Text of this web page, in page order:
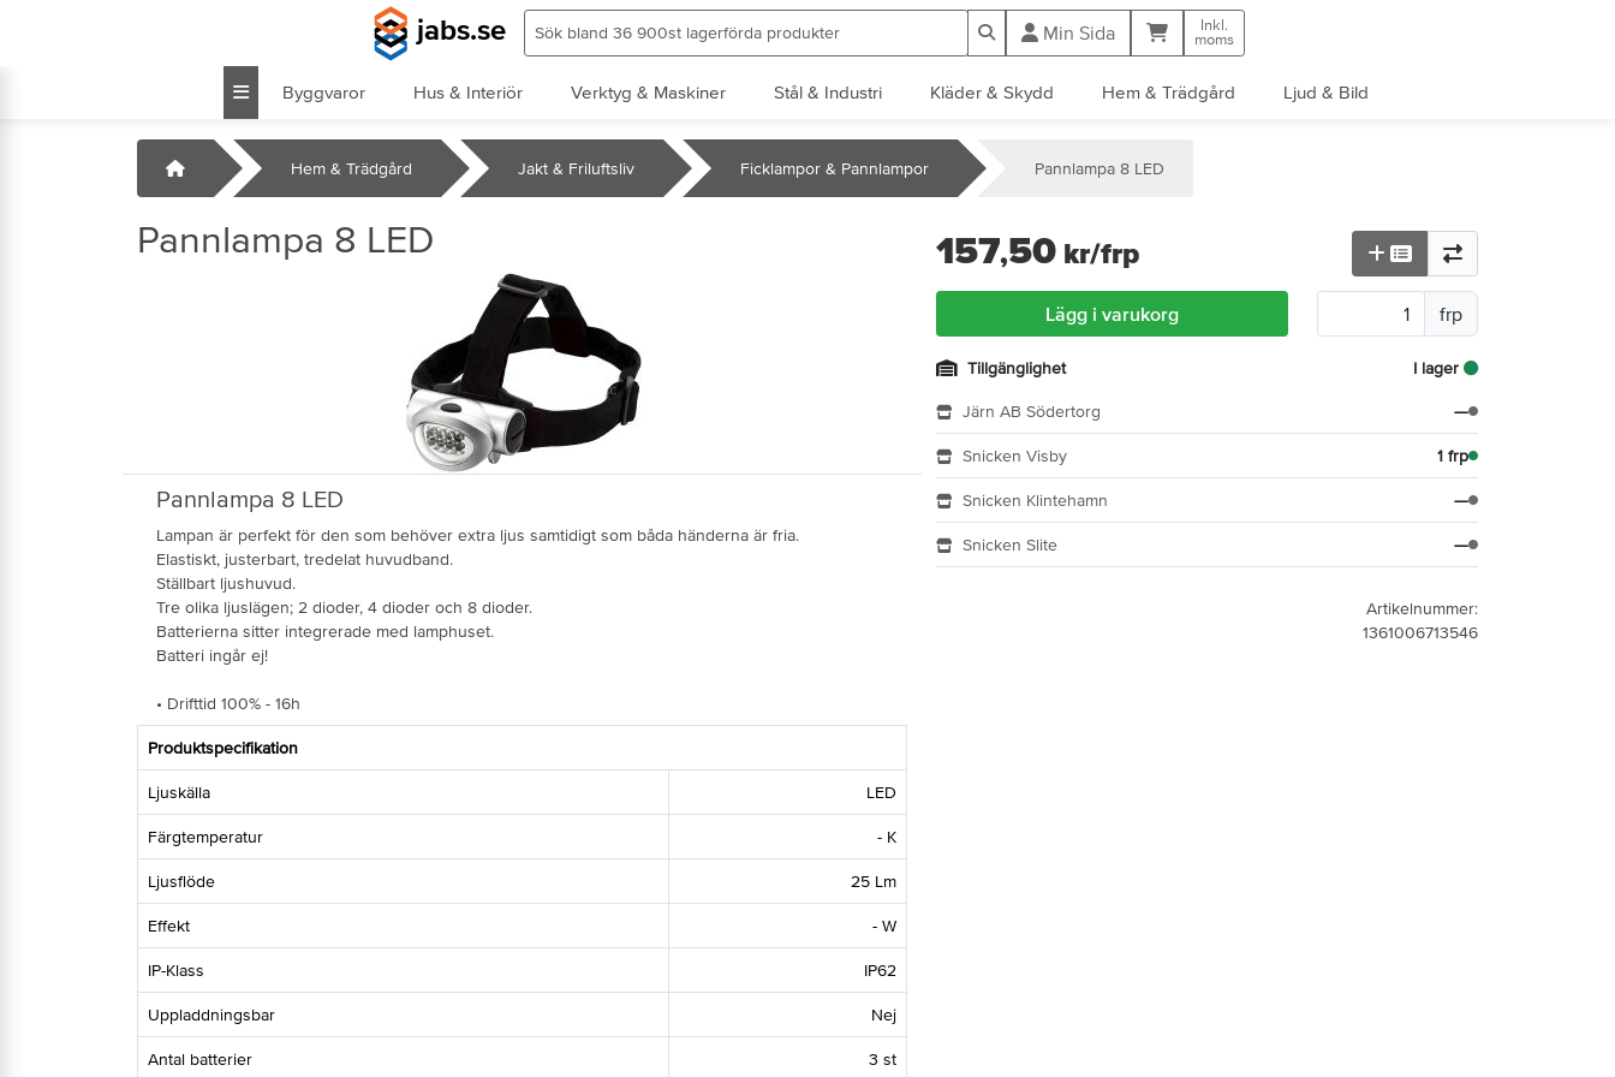
jabs.se Min Sida Kundvagn
Inkl.
moms
Byggvaror Hus & Interiör Verktyg & Maskiner Stål & Industri Kläder & Skydd Hem & Trädgård Ljud & Bild
Startsida Hem & Trädgård Jakt & Friluftsliv Ficklampor & Pannlampor Pannlampa 8 LED
Pannlampa 8 LED
Pannlampa 8 LED
Lampan är perfekt för den som behöver extra ljus samtidigt som båda händerna är fria.
Elastiskt, justerbart, tredelat huvudband.
Ställbart ljushuvud.
Tre olika ljuslägen; 2 dioder, 4 dioder och 8 dioder.
Batterierna sitter integrerade med lamphuset.
Batteri ingår ej!
• Drifttid 100% - 16h
Produktspecifikation
Ljuskälla LED
Färgtemperatur - K
Ljusflöde 25 Lm
Effekt - W
IP-Klass IP62
Uppladdningsbar Nej
Antal batterier 3 st
157,50 kr/frp
Lägg i varukorg frp
Tillgänglighet I lager
Järn AB Södertorg —
Snicken Visby 1 frp
Snicken Klintehamn —
Snicken Slite —
Artikelnummer:
1361006713546